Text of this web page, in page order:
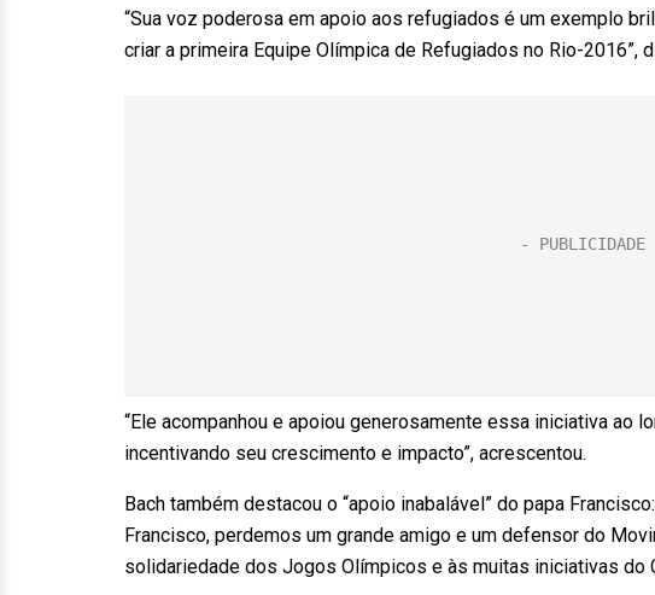
“Sua voz poderosa em apoio aos refugiados é um exemplo
criar a primeira Equipe Olímpica de Refugiados no Rio-2016”,
“Ele acompanhou e apoiou generosamente essa iniciativa
incentivando seu crescimento e impacto”, acrescentou.
Bach também destacou o “apoio inabalável” do papa
Francisco, perdemos um grande amigo e um defensor do
solidariedade dos Jogos Olímpicos e às muitas iniciativas do